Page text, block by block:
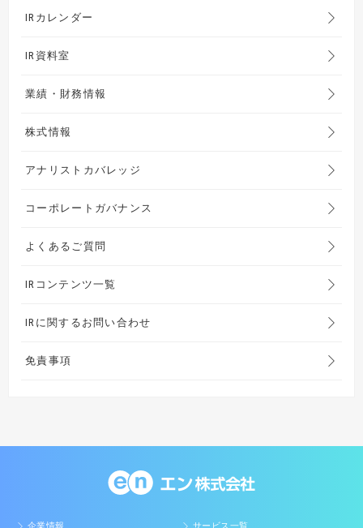
IRカレンダー
IR資料室
業績・財務情報
株式情報
アナリストカバレッジ
コーポレートガバナンス
よくあるご質問
IRコンテンツ一覧
IRに関するお問い合わせ
免責事項